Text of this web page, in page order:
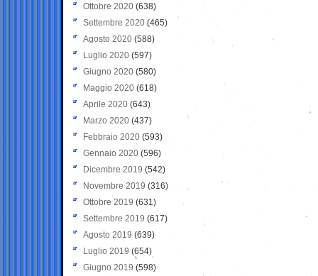
Ottobre 2020 (638)
Settembre 2020(465)
Agosto 2020 (588)
Luglio 2020 (597)
Giugno 2020 (580)
Maggio 2020 (618)
Aprile 2020 (643)
Marzo 2020 (437)
Febbraio 2020 (593)
Gennaio 2020 (596)
Dicembre 2019 (542)
Novembre 2019 (316)
Ottobre 2019 (631)
Settembre 2019 (617)
Agosto 2019 (639)
Luglio 2019 (654)
Giugno 2019 (598)